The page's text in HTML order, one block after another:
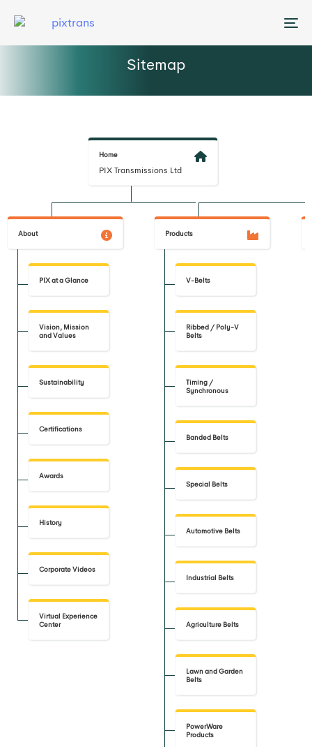
Sitemap
Home
PIX Transmissions Ltd
About
PIX at a Glance
Vision, Mission
and Values
Sustainability
Certifications
Awards
History
Corporate Videos
Virtual Experience
Center
Products
V-Belts
Ribbed / Poly-V
Belts
Timing /
Synchronous
Banded Belts
Special Belts
Automotive Belts
Industrial Belts
Agriculture Belts
Lawn and Garden
Belts
PowerWare
Products